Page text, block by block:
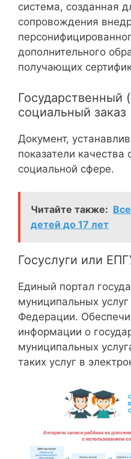
система, созданная
сопровождения
дополнительного
получающих
Государственный
социальный заказ
Документ,
показатели качества
социальной сфере.
Читайте также:
детей до 17 лет
Госуслуги или
Единый портал
муниципальных услуг
Федерации.
информации о
муниципальных
таких услуг в